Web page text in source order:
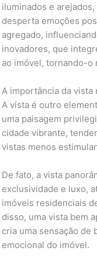
iluminados e
desperta emoções
agregado,
inovadores, que
ao imóvel, tornando-o
A importância da vista
A vista é outro
uma paisagem
cidade vibrante,
vistas menos
De fato, a vista
exclusividade e luxo,
imóveis residenciais
disso, uma vista bem
cria uma sensação de
emocional do imóvel.